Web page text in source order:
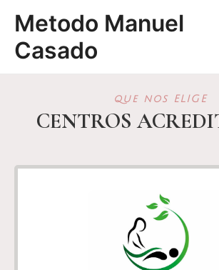
Metodo Manuel
Casado
que nos ELIGE
CENTROS